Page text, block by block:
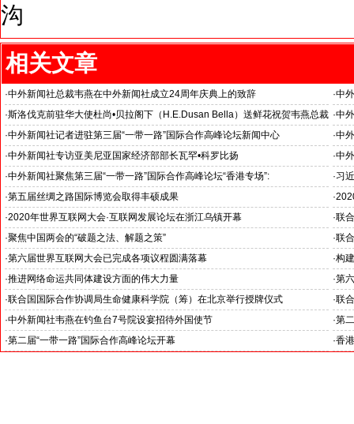
沟
相关文章
·中外新闻社总裁韦燕在中外新闻社成立24周年庆典上的致辞 ·中
·斯洛伐克前驻华大使杜尚•贝拉阁下（H.E.Dusan Bella）送鲜花祝贺韦燕总裁
成功采访第三届“一带一路”国际合作高峰论坛
·中
·中外新闻社记者进驻第三届“一带一路”国际合作高峰论坛新闻中心 ·中
·中外新闻社专访亚美尼亚国家经济部部长瓦罕•科罗比扬 ·中
民议
·中外新闻社聚焦第三届“一带一路”国际合作高峰论坛“香港专场”: ·习
·第五届丝绸之路国际博览会取得丰硕成果 ·
·2020年世界互联网大会·互联网发展论坛在浙江乌镇开幕 ·联
·聚焦中国两会的“破题之法、解题之策” ·联
全球
·第六届世界互联网大会已完成各项议程圆满落幕 ·构
·推进网络命运共同体建设方面的伟大力量 ·第
·联合国国际合作协调局生命健康科学院（筹）在北京举行授牌仪式 ·联
·中外新闻社韦燕在钓鱼台7号院设宴招待外国使节 ·第
·第二届“一带一路”国际合作高峰论坛开幕 ·香